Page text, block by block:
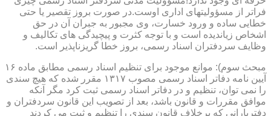
فراتر از مسؤولیتهای اداری اوست.در صورت بروز تقصیر یا حتی
خطایی ساده و ورود خسارت، وی مجبور به جبران آن در حق
اشخاص زیاندیده است و با توجه کثرت و پیچیدگی های تکالیف و
وظایف سردفتران اسناد رسمی، بروز خطا گریزناپذیر است.
مبحث سوم): موانع موجود برای تنظیم اسناد رسمی مطابق ماده ۱۶
آیین نامه دفاتر اسناد رسمی مصوب ۱۳۱۷ مقرر شده که هیچ سندی
را نمی توان، تنظیم و در دفاتر اسناد رسمی ثبت کرد مگر آنکه
موافق مقررات و قانون باشد، بعد از تصویب این قانون سردفتران و
دفتریارانی که برخلاف قانون سندی را تنظیم و ثبت می کردند